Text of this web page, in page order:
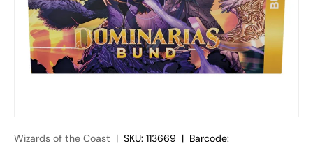
Wizards of the Coast | SKU: 113669 | Barcode: